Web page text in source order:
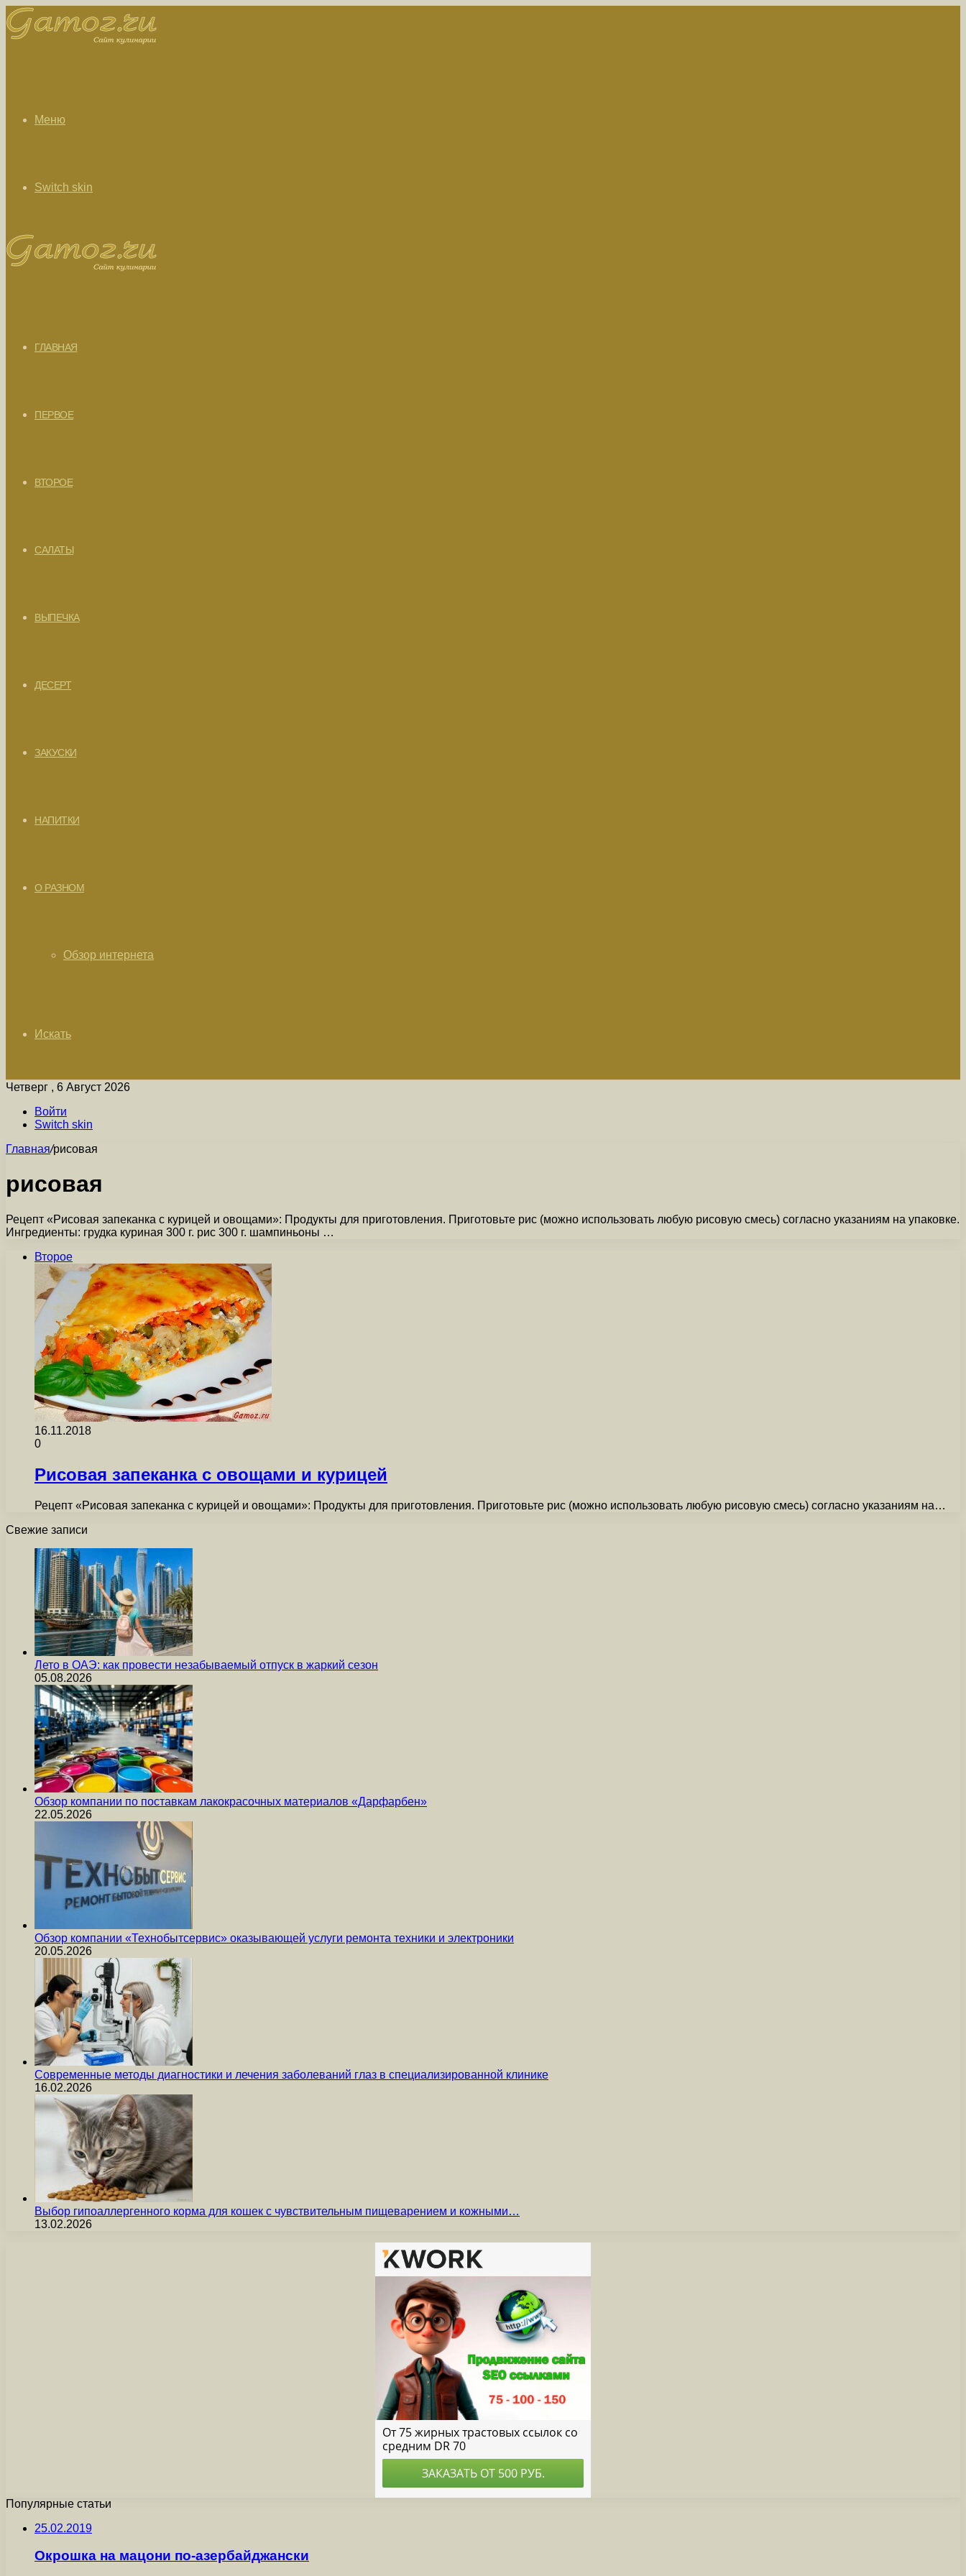
Меню
Switch skin
ГЛАВНАЯ
ПЕРВОЕ
ВТОРОЕ
САЛАТЫ
ВЫПЕЧКА
ДЕСЕРТ
ЗАКУСКИ
НАПИТКИ
О РАЗНОМ
Обзор интернета
Искать
Четверг , 6 Август 2026
Войти
Switch skin
Главная/рисовая
рисовая
Рецепт «Рисовая запеканка с курицей и овощами»: Продукты для приготовления. Приготовьте рис (можно использовать любую рисовую смесь) согласно указаниям на упаковке.
Ингредиенты: грудка куриная 300 г. рис 300 г. шампиньоны …
Второе
16.11.2018
0
Рисовая запеканка с овощами и курицей
Рецепт «Рисовая запеканка с курицей и овощами»: Продукты для приготовления. Приготовьте рис (можно использовать любую рисовую смесь) согласно указаниям на…
Свежие записи
Лето в ОАЭ: как провести незабываемый отпуск в жаркий сезон
05.08.2026
Обзор компании по поставкам лакокрасочных материалов «Дарфарбен»
22.05.2026
Обзор компании «Технобытсервис» оказывающей услуги ремонта техники и электроники
20.05.2026
Современные методы диагностики и лечения заболеваний глаз в специализированной клинике
16.02.2026
Выбор гипоаллергенного корма для кошек с чувствительным пищеварением и кожными…
13.02.2026
Популярные статьи
25.02.2019
Окрошка на мацони по-азербайджански